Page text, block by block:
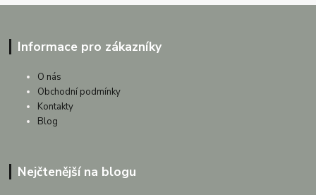
Informace pro zákazníky
O nás
Obchodní podmínky
Kontakty
Blog
Nejčtenější na blogu